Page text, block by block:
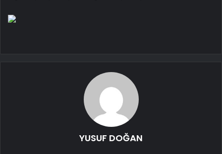
YUSUF DOĞAN